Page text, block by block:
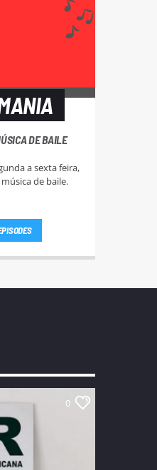
DE BAILE
a sexta feira,
de baile.
0